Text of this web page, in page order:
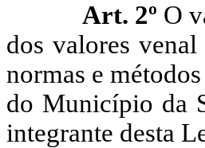
Art. 2º O
dos valores
normas e
do Município da
integrante desta